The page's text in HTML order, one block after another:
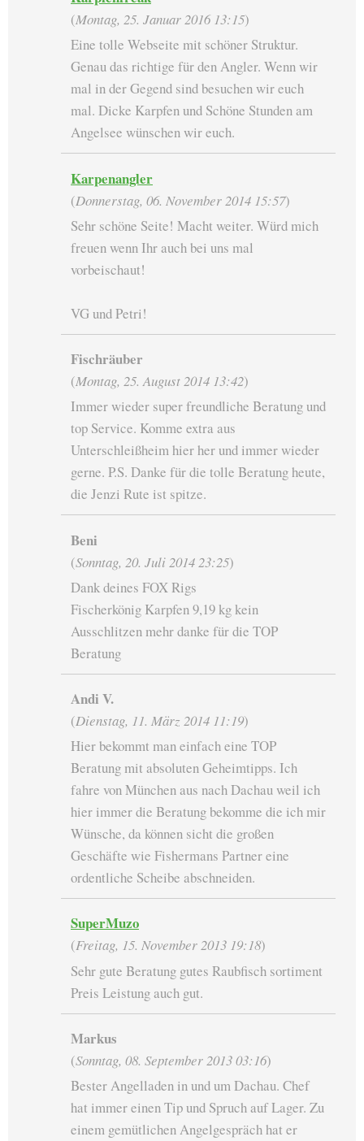
(Montag, 25. Januar 2016 13:15)
Eine tolle Webseite mit schöner Struktur.
Genau das richtige für den Angler. Wenn wir
mal in der Gegend sind besuchen wir euch
mal. Dicke Karpfen und Schöne Stunden am
Angelsee wünschen wir euch.
Karpenangler
(Donnerstag, 06. November 2014 15:57)
Sehr schöne Seite! Macht weiter. Würd mich
freuen wenn Ihr auch bei uns mal
vorbeischaut!
VG und Petri!
Fischräuber
(Montag, 25. August 2014 13:42)
Immer wieder super freundliche Beratung und
top Service. Komme extra aus
Unterschleißheim hier her und immer wieder
gerne. P.S. Danke für die tolle Beratung heute,
die Jenzi Rute ist spitze.
Beni
(Sonntag, 20. Juli 2014 23:25)
Dank deines FOX Rigs
Fischerkönig Karpfen 9,19 kg kein
Ausschlitzen mehr danke für die TOP
Beratung
Andi V.
(Dienstag, 11. März 2014 11:19)
Hier bekommt man einfach eine TOP
Beratung mit absoluten Geheimtipps. Ich
fahre von München aus nach Dachau weil ich
hier immer die Beratung bekomme die ich mir
Wünsche, da können sicht die großen
Geschäfte wie Fishermans Partner eine
ordentliche Scheibe abschneiden.
SuperMuzo
(Freitag, 15. November 2013 19:18)
Sehr gute Beratung gutes Raubfisch sortiment
Preis Leistung auch gut.
Markus
(Sonntag, 08. September 2013 03:16)
Bester Angelladen in und um Dachau. Chef
hat immer einen Tip und Spruch auf Lager. Zu
einem gemütlichen Angelgespräch hat er